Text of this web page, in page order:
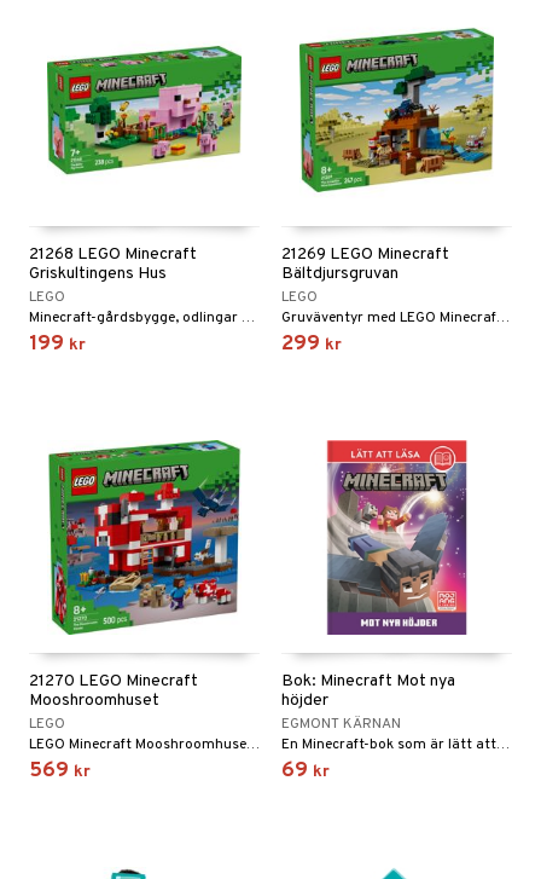
21268 LEGO Minecraft
Griskultingens Hus
LEGO
Minecraft-gårdsbygge, odlingar och djur.
199 kr
21269 LEGO Minecraft
Bältdjursgruvan
LEGO
Gruväventyr med LEGO Minecraft bältdjur.
299 kr
21270 LEGO Minecraft
Mooshroomhuset
LEGO
LEGO Minecraft Mooshroomhuset med speltillbehör.
569 kr
Bok: Minecraft Mot nya
höjder
EGMONT KÄRNAN
En Minecraft-bok som är lätt att läsa.
69 kr